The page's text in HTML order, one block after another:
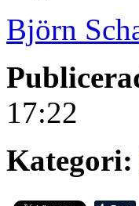
Björn
17:22
Kategori: